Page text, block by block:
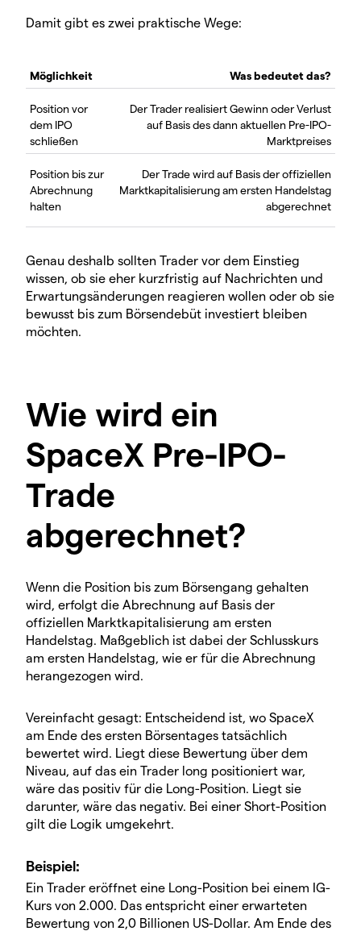
Damit gibt es zwei praktische Wege:
Möglichkeit Was bedeutet das?
Position vor
dem IPO
schließen
Der Trader realisiert Gewinn oder Verlust
auf Basis des dann aktuellen Pre-IPO-
Marktpreises
Position bis zur
Abrechnung
halten
Der Trade wird auf Basis der offiziellen
Marktkapitalisierung am ersten Handelstag
abgerechnet
Genau deshalb sollten Trader vor dem Einstieg
wissen, ob sie eher kurzfristig auf Nachrichten und
Erwartungsänderungen reagieren wollen oder ob sie
bewusst bis zum Börsendebüt investiert bleiben
möchten.
Wie wird ein
SpaceX Pre-IPO-
Trade
abgerechnet?
Wenn die Position bis zum Börsengang gehalten
wird, erfolgt die Abrechnung auf Basis der
offiziellen Marktkapitalisierung am ersten
Handelstag. Maßgeblich ist dabei der Schlusskurs
am ersten Handelstag, wie er für die Abrechnung
herangezogen wird.
Vereinfacht gesagt: Entscheidend ist, wo SpaceX
am Ende des ersten Börsentages tatsächlich
bewertet wird. Liegt diese Bewertung über dem
Niveau, auf das ein Trader long positioniert war,
wäre das positiv für die Long-Position. Liegt sie
darunter, wäre das negativ. Bei einer Short-Position
gilt die Logik umgekehrt.
Beispiel:
Ein Trader eröffnet eine Long-Position bei einem IG-
Kurs von 2.000. Das entspricht einer erwarteten
Bewertung von 2,0 Billionen US-Dollar. Am Ende des